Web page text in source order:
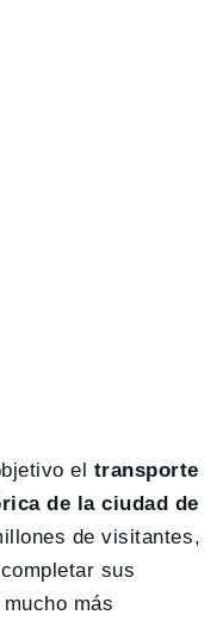
el transporte
de la ciudad de
de visitantes,
sus
más